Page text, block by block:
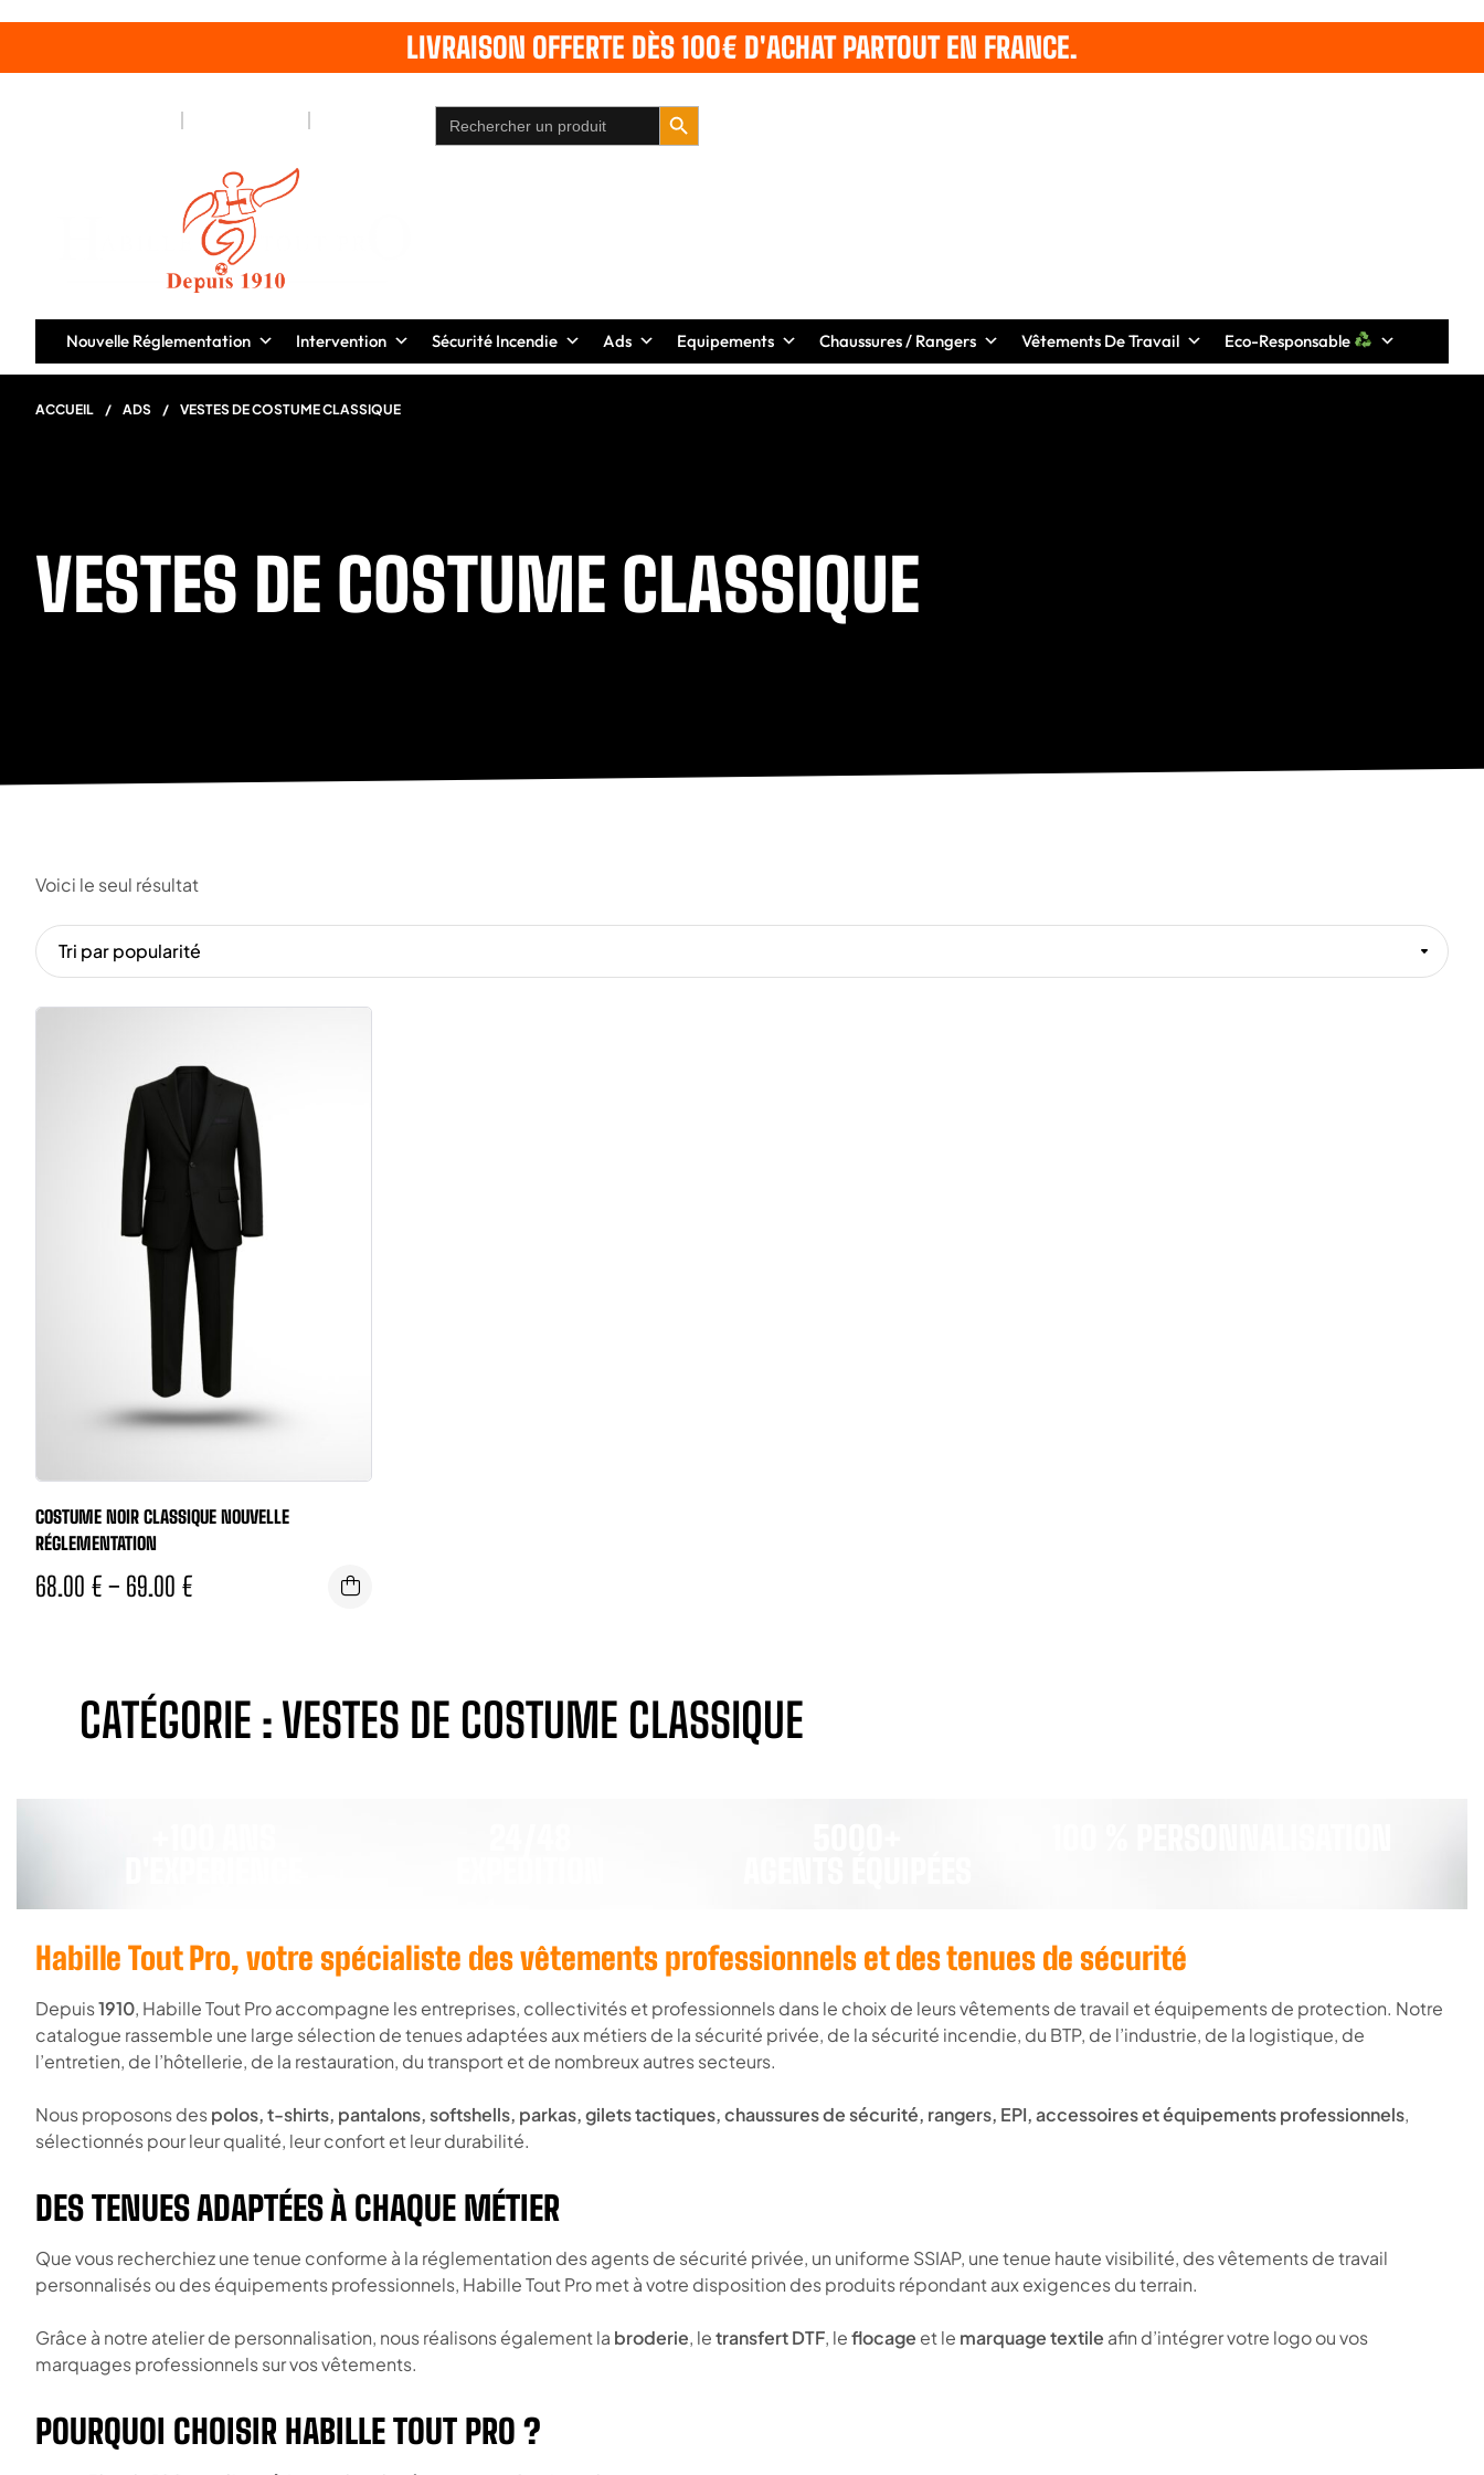
LIVRAISON OFFERTE DÈS 100€ D'ACHAT PARTOUT EN FRANCE.
Search
for: SEARCH BUTTON
Nouvelle Réglementation Intervention Sécurité Incendie Ads Equipements Chaussures / Rangers Vêtements De Travail Eco-Responsable
VESTES DE COSTUME CLASSIQUE
ACCUEIL / ADS / VESTES DE COSTUME CLASSIQUE
Voici le seul résultat
Tri par popularité
COSTUME NOIR CLASSIQUE NOUVELLE
RÉGLEMENTATION
68.00 € – 69.00 €
CATÉGORIE : VESTES DE COSTUME CLASSIQUE
Habille Tout Pro, votre spécialiste des vêtements professionnels et des tenues de sécurité
Depuis1910, Habille Tout Pro accompagne les entreprises, collectivités et professionnels dans le choix de leurs vêtements de travail et équipements de protection. Notre
catalogue rassemble une large sélection de tenues adaptées aux métiers de la sécurité privée, de la sécurité incendie, du BTP, de l’industrie, de la logistique, de
l’entretien, de l’hôtellerie, de la restauration, du transport et de nombreux autres secteurs.
Nous proposons despolos, t-shirts, pantalons, softshells, parkas, gilets tactiques, chaussures de sécurité, rangers, EPI, accessoires et équipements professionnels,
sélectionnés pour leur qualité, leur confort et leur durabilité.
DES TENUES ADAPTÉES À CHAQUE MÉTIER
Que vous recherchiez une tenue conforme à la réglementation des agents de sécurité privée, un uniforme SSIAP, une tenue haute visibilité, des vêtements de travail
personnalisés ou des équipements professionnels, Habille Tout Pro met à votre disposition des produits répondant aux exigences du terrain.
Grâce à notre atelier de personnalisation, nous réalisons également la broderie, letransfert DTF, leflocage et le marquage textile afin d’intégrer votre logo ou vos
marquages professionnels sur vos vêtements.
POURQUOI CHOISIR HABILLE TOUT PRO ?